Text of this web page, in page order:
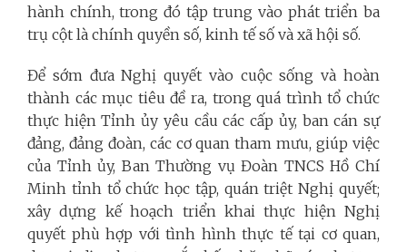
hành chính, trong đó tập trung vào phát triển ba
trụ cột là chính quyền số, kinh tế số và xã hội số.
Để sớm đưa Nghị quyết vào cuộc sống và hoàn
thành các mục tiêu đề ra, trong quá trình tổ chức
thực hiện Tỉnh ủy yêu cầu các cấp ủy, ban cán sự
đảng, đảng đoàn, các cơ quan tham mưu, giúp việc
của Tỉnh ủy, Ban Thường vụ Đoàn TNCS Hồ Chí
Minh tỉnh tổ chức học tập, quán triệt Nghị quyết;
xây dựng kế hoạch triển khai thực hiện Nghị
quyết phù hợp với tình hình thực tế tại cơ quan,